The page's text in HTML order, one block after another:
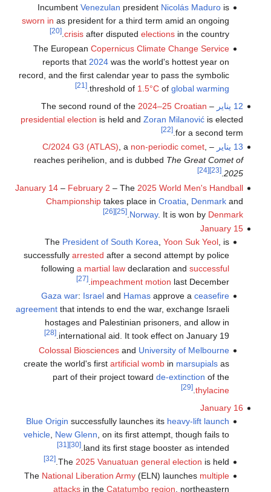
IncumbentVenezulan president Nicolás Maduro is
sworn in as president for a third term amid an ongoing
crisis after disputedelections in the country.
[20]
The EuropeanCopernicus Climate Change Service
reports that 2024 was the world's hottest year on
record, and the first calendar year to pass the symbolic
threshold of 1.5°C ofglobal warming
.
[21]
12 يناير – The second round of the
2024–25 Croatian
presidential election is held and Zoran Milanovićis elected
for a second term.
[22]
13 يناير –
C/2024 G3 (ATLAS) , a non-periodic comet,
reaches perihelion, and is dubbed The Great Comet of
2025
.
[23]
[24]
January 14– February 2 – The 2025 World Men's Handball
Championshiptakes place in Croatia Denmarkand
Norway. It is won by Denmark
.
[25]
[26]
January 15
The President of South Korea ,Yoon Suk Yeol , is
successfullyarrested after a second attempt by police
followinga martial law declaration andsuccessful
impeachment motion last December.
[27]
Gaza war: Israel and Hamas approve aceasefire
agreement that intends to end the war, exchange Israeli
hostages and Palestinian prisoners, and allow in
international aid. It took effect on January 19.
[28]
Colossal Biosciences and University of Melbourne
create the world's firstartificial womb in marsupials as
part of their project towardde-extinction of the
thylacine
.
[29]
January 16
Blue Origin successfully launches its heavy-lift launch
vehicle New Glenn , on its first attempt, though fails to
land its first stage booster as intended.
[30]
[31]
The 2025 Vanuatuan general election is held.
[32]
The National Liberation Army (ELN) launches multiple
attacks in theCatatumbo region, northeastern